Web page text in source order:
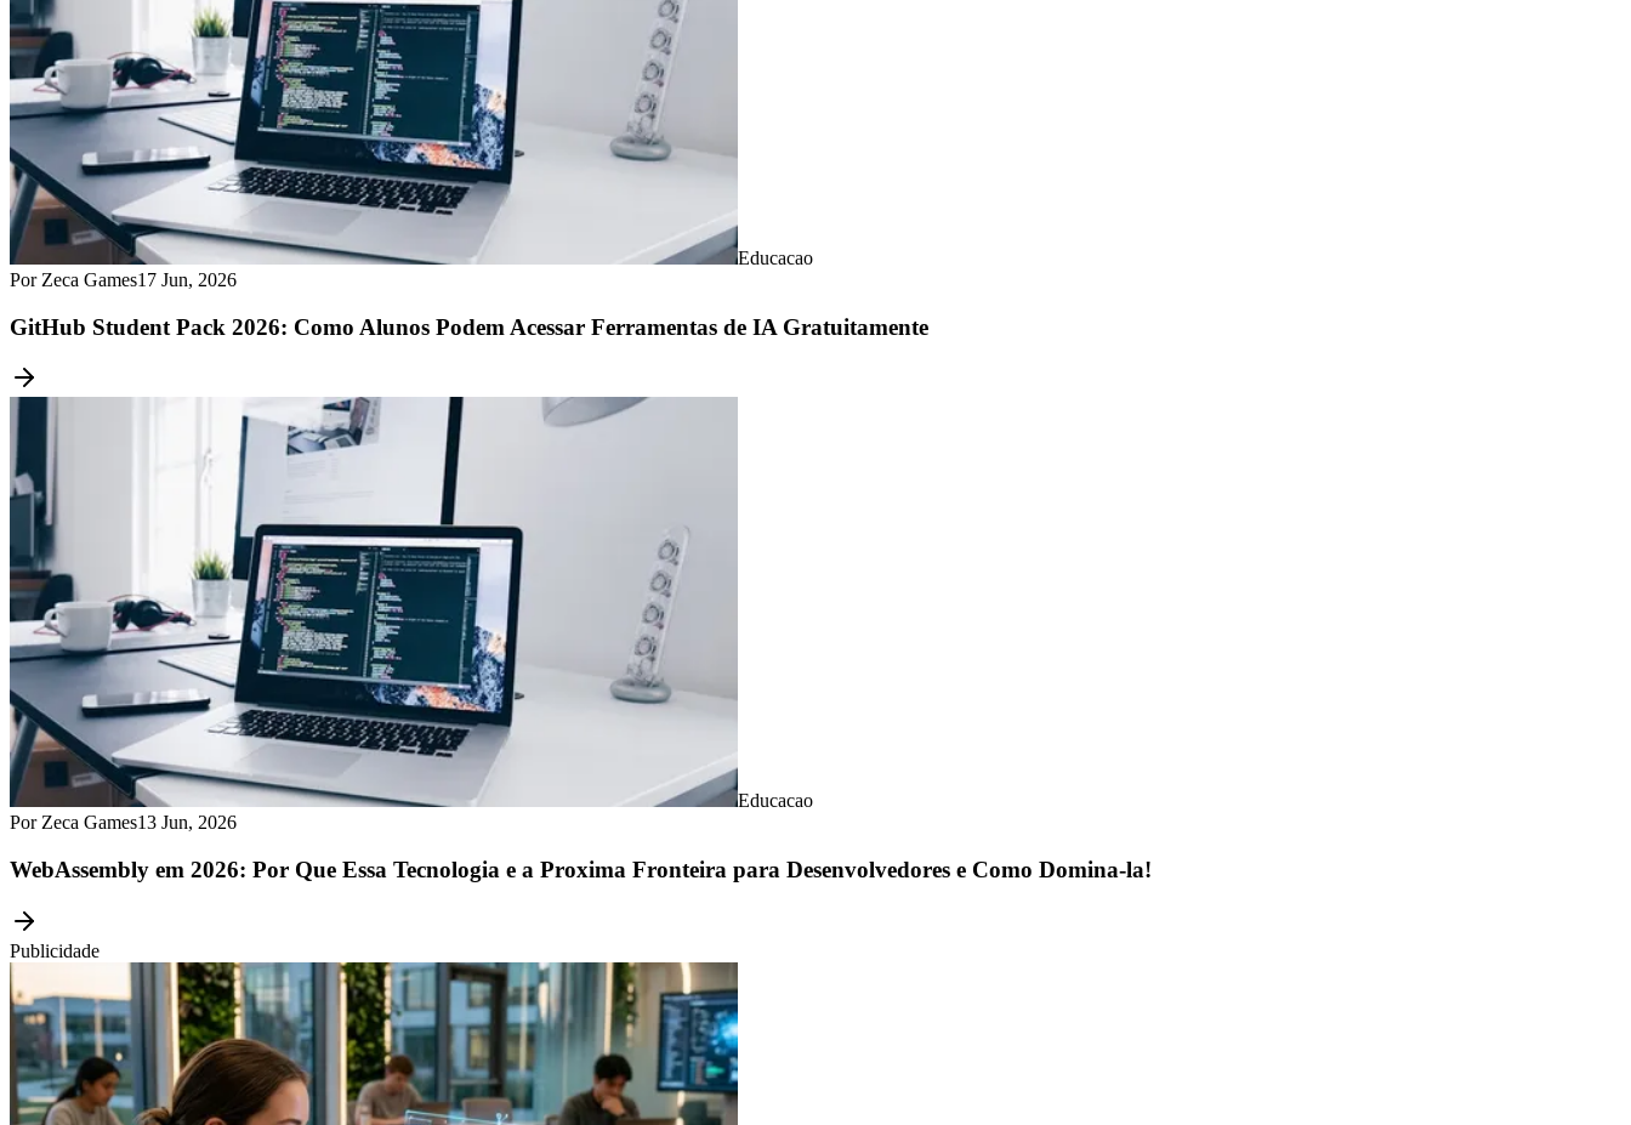
Educacao
Por Zeca Games17 Jun, 2026
GitHub Student Pack 2026: Como Alunos Podem Acessar Ferramentas de IA Gratuitamente
Educacao
Por Zeca Games13 Jun, 2026
WebAssembly em 2026: Por Que Essa Tecnologia e a Proxima Fronteira para Desenvolvedores e Como Domina-la!
Publicidade